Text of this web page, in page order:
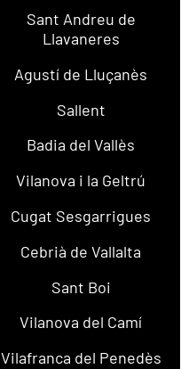
Sant Andreu de
Llavaneres
Agustí de Lluçanès
Sallent
Badia del Vallès
Vilanova i la Geltrú
Cugat Sesgarrigues
Cebrià de Vallalta
Sant Boi
Vilanova del Camí
Vilafranca del Penedès